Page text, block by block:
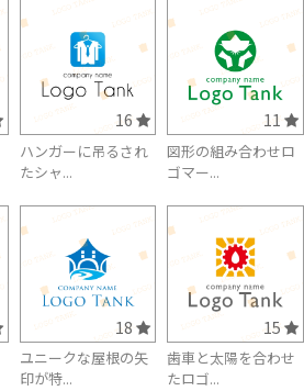
16
ハンガーに吊るされ
たシャ...
11
図形の組み合わせロ
ゴマー...
18
ユニークな屋根の矢
印が特...
15
歯車と太陽を合わせ
たロゴ...